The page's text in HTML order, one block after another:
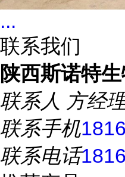
...
联系我们
陕西斯诺特
联系人 方经
联系手机
联系电话